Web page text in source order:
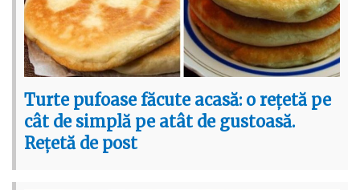
Turte pufoase făcute acasă: o rețetă pe
cât de simplă pe atât de gustoasă.
Rețetă de post